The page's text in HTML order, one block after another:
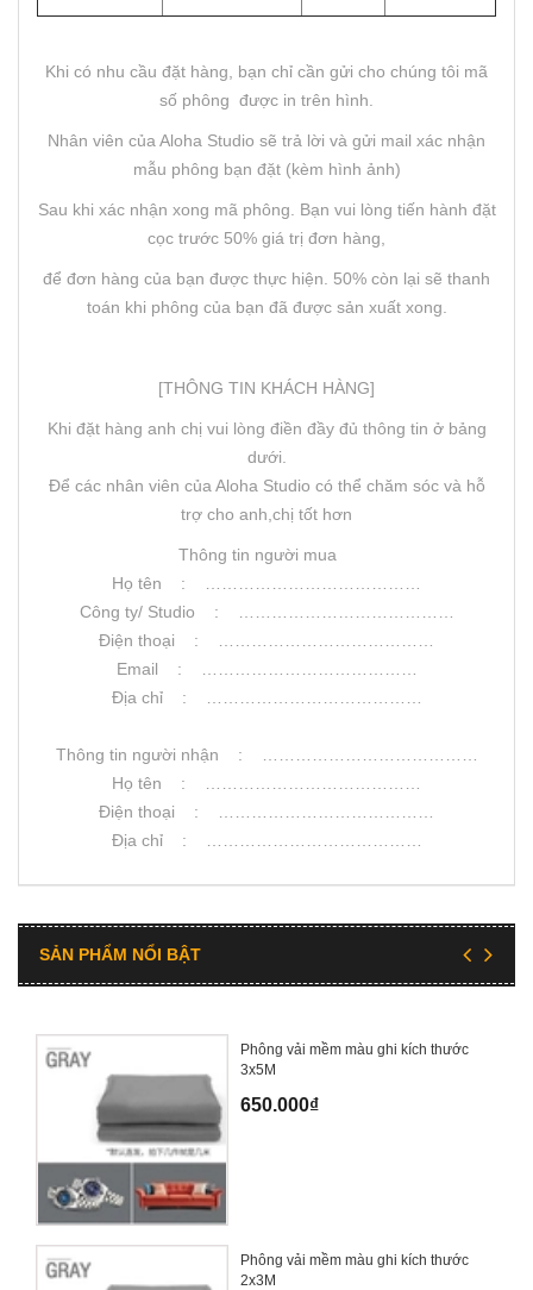
Khi có nhu cầu đặt hàng, bạn chỉ cần gửi cho chúng tôi mã
số phông được in trên hình.
Nhân viên của Aloha Studio sẽ trả lời và gửi mail xác nhận
mẫu phông bạn đặt (kèm hình ảnh)
Sau khi xác nhận xong mã phông. Bạn vui lòng tiến hành đặt
cọc trước 50% giá trị đơn hàng,
để đơn hàng của bạn được thực hiện. 50% còn lại sẽ thanh
toán khi phông của bạn đã được sản xuất xong.
[THÔNG TIN KHÁCH HÀNG]
Khi đặt hàng anh chị vui lòng điền đầy đủ thông tin ở bảng
dưới.
Để các nhân viên của Aloha Studio có thể chăm sóc và hỗ
trợ cho anh,chị tốt hơn
Thông tin người mua
Họ tên : …………………………………
Công ty/ Studio : …………………………………
Điện thoại : …………………………………
Email : …………………………………
Địa chỉ : …………………………………
Thông tin người nhận : …………………………………
Họ tên : …………………………………
Điện thoại : …………………………………
Địa chỉ : …………………………………
SẢN PHẨM NỔI BẬT
Phông vải mềm màu ghi kích thước
3x5M
650.000₫
Phông vải mềm màu ghi kích thước
2x3M